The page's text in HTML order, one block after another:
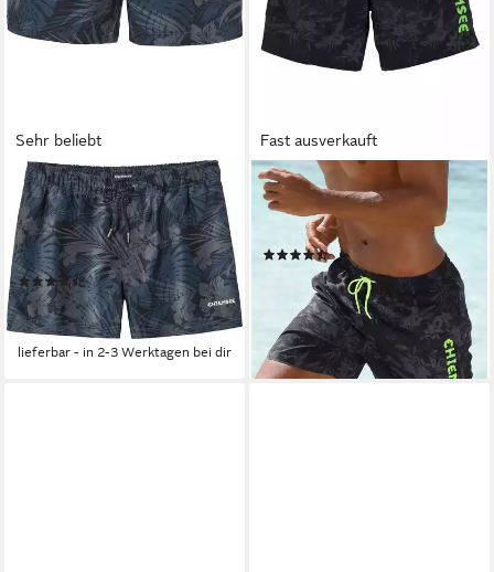
Sehr beliebt
CHIEMSEE
Badeshorts mit elastischem
Bund, Kordelzug und Netz-
Innenslip
(89)
29,99 € UVP39,99 €
-25%
lieferbar - in 2-3 Werktagen bei dir
Fast ausverkauft
CHIEMSEE
Badeshorts Esra mit
Dschungelprint
(457)
44,99 €
lieferbar - in 1-2 Werktagen bei dir